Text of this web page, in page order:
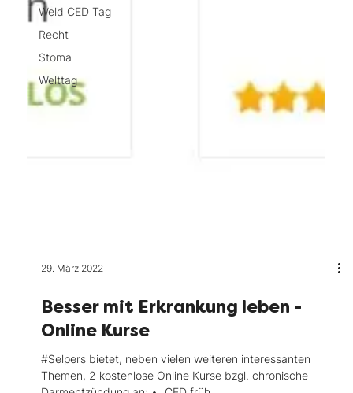
Weld CED Tag
Recht
Stoma
Welttag
Besser mit Erkrankung leben -
Online Kurse
#Selpers bietet, neben vielen weiteren interessanten